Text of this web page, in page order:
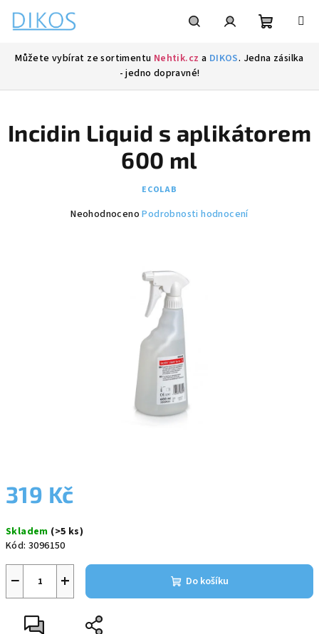
obsah
Můžete vybírat ze sortimentu Nehtik.cz a DIKOS. Jedna zásilka
- jedno dopravné!
319 Kč
cena:
Skladem (>5 ks)
Kód: 3096150
+
− Do košíku
Incidin Liquid s aplikátorem
600 ml
ECOLAB
Průměrné
Neohodnoceno Podrobnosti hodnocení